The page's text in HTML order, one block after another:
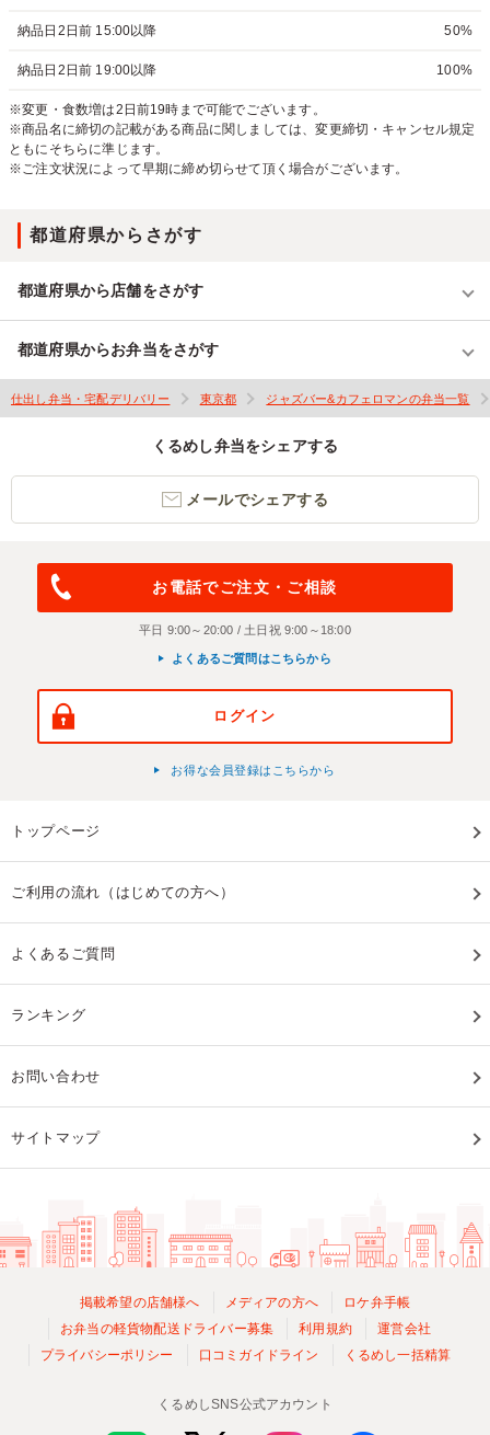
納品日2日前 15:00以降 50%
納品日2日前 19:00以降 100%
※変更・食数増は2日前19時まで可能でございます。
※商品名に締切の記載がある商品に関しましては、変更締切・キャンセル規定
ともにそちらに準じます。
※ご注文状況によって早期に締め切らせて頂く場合がございます。
都道府県からさがす
都道府県から店舗をさがす
都道府県からお弁当をさがす
仕出し弁当・宅配デリバリー 東京都 ジャズバー&カフェロマンの弁当一覧
くるめし弁当をシェアする
メールでシェアする
お電話でご注文・ご相談
平日 9:00～20:00 / 土日祝 9:00～18:00
よくあるご質問はこちらから
ログイン
お得な会員登録はこちらから
トップページ
ご利用の流れ（はじめての方へ）
よくあるご質問
ランキング
お問い合わせ
サイトマップ
掲載希望の店舗様へ メディアの方へ
ロケ弁手帳
お弁当の軽貨物配送ドライバー募集
利用規約
運営会社
プライバシーポリシー
口コミガイドライン くるめし一括精算
くるめしSNS公式アカウント